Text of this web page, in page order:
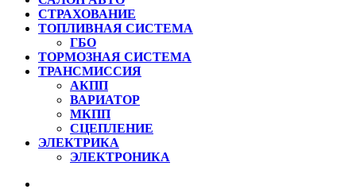
СТРАХОВАНИЕ
ТОПЛИВНАЯ СИСТЕМА
ГБО
ТОРМОЗНАЯ СИСТЕМА
ТРАНСМИССИЯ
АКПП
ВАРИАТОР
МКПП
СЦЕПЛЕНИЕ
ЭЛЕКТРИКА
ЭЛЕКТРОНИКА
КНОПКА